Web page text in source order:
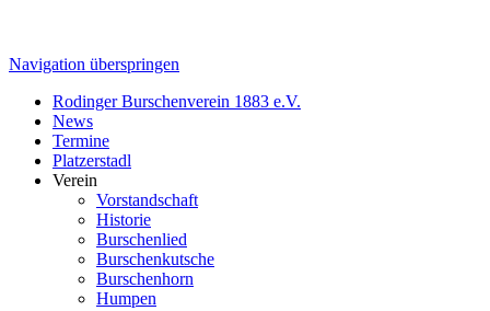
Navigation überspringen
Rodinger Burschenverein 1883 e.V.
News
Termine
Platzerstadl
Verein
Vorstandschaft
Historie
Burschenlied
Burschenkutsche
Burschenhorn
Humpen